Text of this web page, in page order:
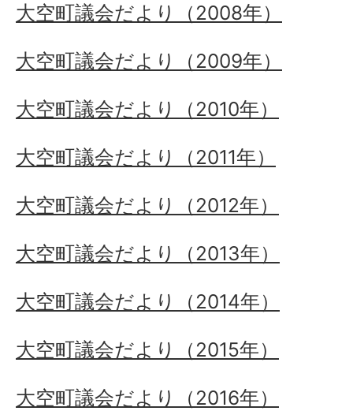
大空町議会だより（2008年）
大空町議会だより（2009年）
大空町議会だより（2010年）
大空町議会だより（2011年）
大空町議会だより（2012年）
大空町議会だより（2013年）
大空町議会だより（2014年）
大空町議会だより（2015年）
大空町議会だより（2016年）